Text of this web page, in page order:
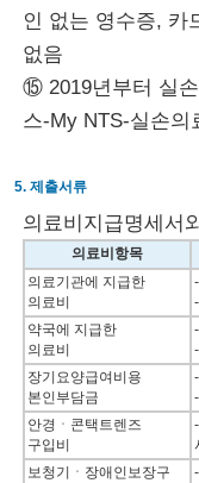
인 없는 영수증, 카
없음
⑮ 2019년부터 실
스-My NTS-실손
5. 제출서류
의료비지급명세서
의료비항목
의료기관에 지급한
의료비
약국에 지급한
의료비
장기요양급여비용
본인부담금
안경ㆍ콘택트렌즈
구입비
보청기ㆍ장애인보장구